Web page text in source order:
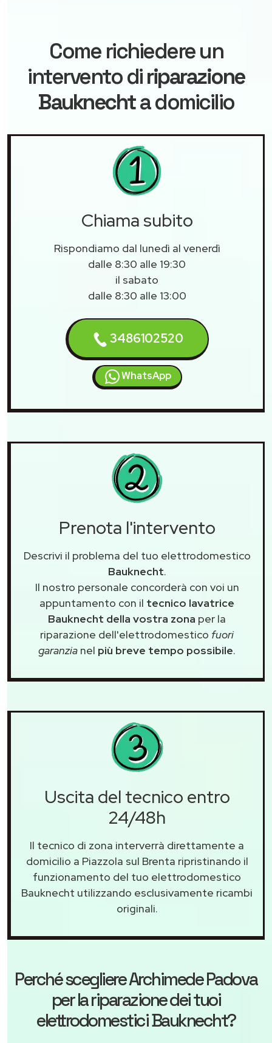
Come richiedere un
intervento diriparazione
Bauknechta domicilio
Chiama subito
Rispondiamo dal lunedì al venerdì
dalle 8:30 alle 19:30
il sabato
dalle 8:30 alle 13:00
3486102520
WhatsApp
Prenota l'intervento
Descrivi il problema del tuo elettrodomestico
Bauknecht.
Il nostro personale concorderà con voi un
appuntamento con il tecnico lavatrice
Bauknecht della vostra zona per la
riparazione dell'elettrodomestico fuori
garanzia nel più breve tempo possibile.
Uscita del tecnico entro
24/48h
Il tecnico di zona interverrà direttamente a
domicilio a Piazzola sul Brenta ripristinando il
funzionamento del tuo elettrodomestico
Bauknecht utilizzando esclusivamente ricambi
originali.
Perché scegliereArchimede Padova
per la riparazione dei tuoi
elettrodomestici Bauknecht?